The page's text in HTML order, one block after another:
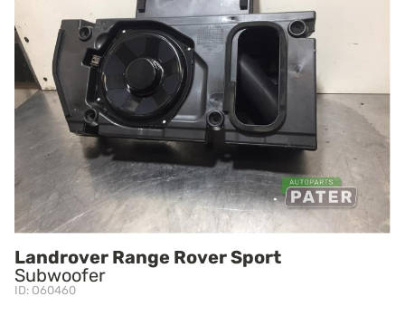
Landrover Range Rover Sport
Subwoofer
ID: O60460